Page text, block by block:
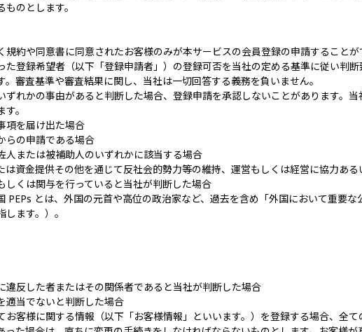
のとします。
約や同意書に同意されたお客様のみが本サービスの会員登録の申請することが
登録希望者（以下「登録申請者」）の登録可否を当社の定める基準に従い判
審査基準や審査結果に関し、当社は一切回答する義務を負いません。
れかの事由があると判断した場合、登録申請を承認しないことがあります。
す。
項を届け出た場合
らの申請である場合
人または被補助人のいずれかに該当する場合
は資金提供その他を通じて反社会的勢力等の維持、運営もしくは経営に協
は関与を行っていると当社が判断した場合
PEPs とは、外国の元首や高位の政治家など、過去を含め「外国において重要な
ます。）。
違反した者またはその関係者であると当社が判断した場合
適当でないと判断した場合
客様に関する情報（以下「お客様情報」といいます。）を登録する場合、全